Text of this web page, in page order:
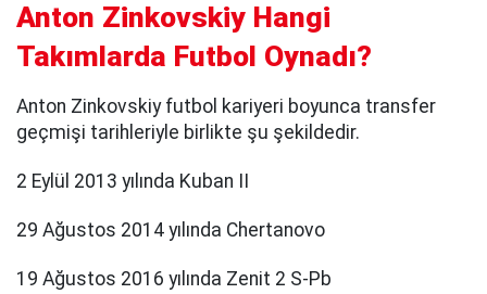
Anton Zinkovskiy Hangi
Takımlarda Futbol Oynadı?
Anton Zinkovskiy futbol kariyeri boyunca transfer
geçmişi tarihleriyle birlikte şu şekildedir.
2 Eylül 2013 yılında Kuban II
29 Ağustos 2014 yılında Chertanovo
19 Ağustos 2016 yılında Zenit 2 S-Pb